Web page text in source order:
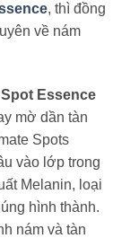
, thì đồng
về nám
Essence
mờ dần tàn
Spots
vào lớp trong
Melanin, loại
hình thành.
nám và tàn